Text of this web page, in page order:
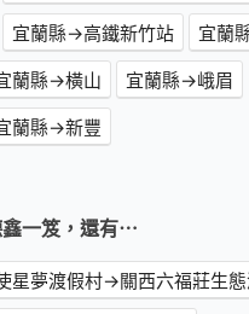
宜蘭縣→高鐵新竹站
宜蘭
蘭縣→橫山
宜蘭縣→峨眉
蘭縣→新豐
鑫一笈，還有⋯
星夢渡假村→關西六福莊生